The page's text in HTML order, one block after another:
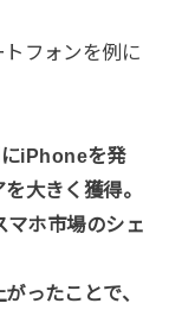
フォンを例に
にiPhoneを発
大きく獲得。
マホ市場のシェ
ったことで、